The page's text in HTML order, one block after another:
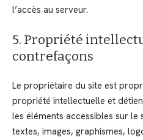
l’accès au serveur.
5. Propriété
contrefaçons
Le propriétaire du site est
propriété intellectuelle et
les éléments accessibles sur
textes, images, graphismes,